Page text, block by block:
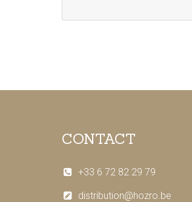
CONTACT
+33 6 72 82 29 79
distribution@hozro.be